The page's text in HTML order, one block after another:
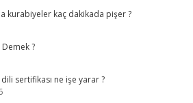
kurabiyeler kaç dakikada pişer ?
?
sertifikası ne işe yarar ?